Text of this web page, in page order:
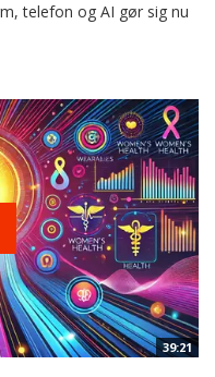
telefon og AI gør sig nu
39:21